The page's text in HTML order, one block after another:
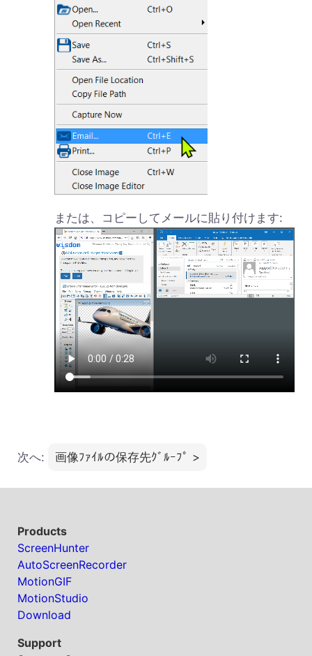
または、コピーしてメールに貼り付けます:
次へ: 画像ﾌｧｲﾙの保存先ｸﾞﾙｰﾌﾟ >
Products
ScreenHunter
AutoScreenRecorder
MotionGIF
MotionStudio
Download
Support